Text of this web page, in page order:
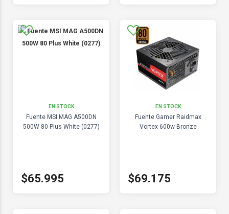
EN STOCK
Fuente MSI MAG A500DN
500W 80 Plus White (0277)
$65.995
EN STOCK
Fuente Gamer Raidmax
Vortex 600w Bronze
$69.175